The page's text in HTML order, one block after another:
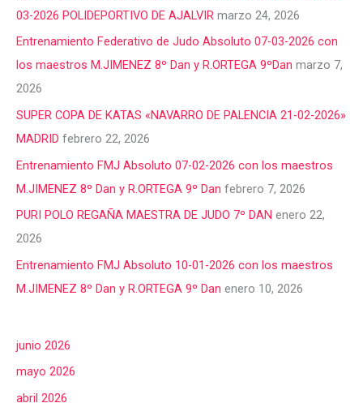
03-2026 POLIDEPORTIVO DE AJALVIR marzo 24, 2026
Entrenamiento Federativo de Judo Absoluto 07-03-2026 con
los maestros M.JIMENEZ 8º Dan y R.ORTEGA 9ºDan marzo 7,
2026
SUPER COPA DE KATAS «NAVARRO DE PALENCIA 21-02-2026»
MADRID febrero 22, 2026
Entrenamiento FMJ Absoluto 07-02-2026 con los maestros
M.JIMENEZ 8º Dan y R.ORTEGA 9º Dan febrero 7, 2026
PURI POLO REGAÑA MAESTRA DE JUDO 7º DAN enero 22,
2026
Entrenamiento FMJ Absoluto 10-01-2026 con los maestros
M.JIMENEZ 8º Dan y R.ORTEGA 9º Dan enero 10, 2026
junio 2026
mayo 2026
abril 2026